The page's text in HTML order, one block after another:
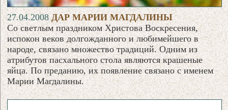
27.04.2008ДАР МАРИИ МАГДАЛИНЫ
Со светлым праздником Христова Воскресения,
испокон веков долгожданного и любимейшего в
народе, связано множество традиций. Одним из
атрибутов пасхального стола являются крашеные
яйца. По преданию, их появление связано с именем
Марии Магдалины.